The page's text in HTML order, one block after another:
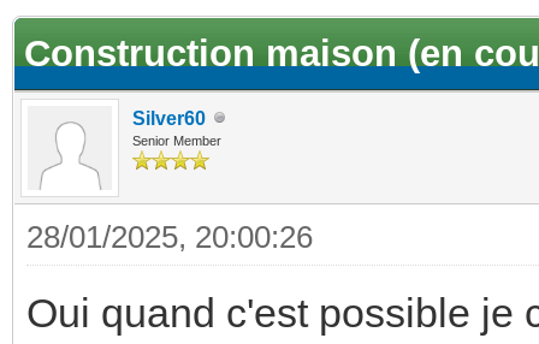
Construction maison (en
Silver60
Senior Member
28/01/2025, 20:00:26
Oui quand c'est possible je